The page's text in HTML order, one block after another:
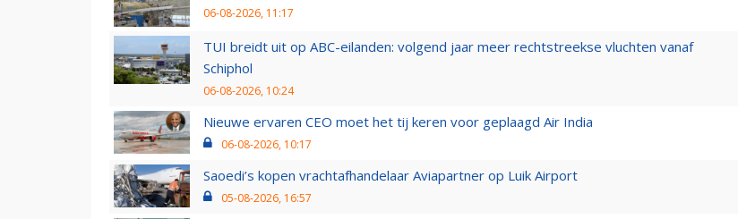
06-08-2026, 11:17
TUI breidt uit op ABC-eilanden: volgend jaar meer rechtstreekse vluchten vanaf
Schiphol
06-08-2026, 10:24
Nieuwe ervaren CEO moet het tij keren voor geplaagd Air India
06-08-2026, 10:17
Saoedi’s kopen vrachtafhandelaar Aviapartner op Luik Airport
05-08-2026, 16:57